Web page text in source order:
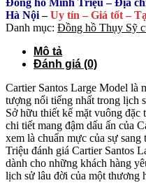
Hà Nội–Uy tín – Giá tốt –
Danh mục: Đồng hồ Thụy Sỹ
Mô tả
Đánh giá (0)
Cartier Santos Large Model là
tượng nổi tiếng nhất trong lịch
Sở hữu thiết kế mặt vuông
chi tiết mang đậm dấu ấn của
xem là chuẩn mực của sự
Triệu đánh giá Cartier Santos
dành cho những khách hàng
lịch sử lâu đời của một thương